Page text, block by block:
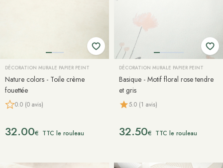
DÉCORATION MURALE PAPIER PEINT
Nature colors - Toile crème
fouettée
0.0 (0 avis)
32.00€ TTC le rouleau
DÉCORATION MURALE PAPIER PEINT
Basique - Motif floral rose tendre
et gris
5.0 (1 avis)
32.50€ TTC le rouleau